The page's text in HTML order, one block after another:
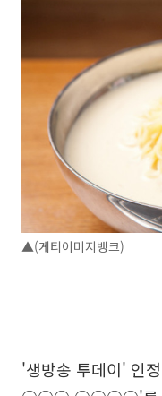
▲(게티이미지뱅크)
'생방송 투데이' 인